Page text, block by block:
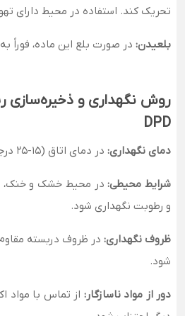
تحریک کند. استفاده در محیط دارای
بلعیدن: در صورت بلع این ماده، فوراً
روش نگهداری و ذخیره‌سازی
DPD
دمای نگهداری: در دمای اتاق (15-25 درجه سانتی‌گراد)
شرایط محیطی:در محیط خشک و خنک،
و رطوبت نگهداری شود.
ظروف نگهداری: در ظروف دربسته
شود.
دور از مواد ناسازگار: از تماس با مواد